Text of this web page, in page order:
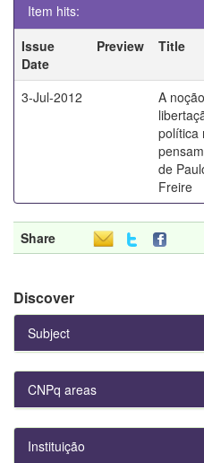
Item hits:
Issue
Date
Preview Title
3-Jul-2012
A
política
de
Freire
Share
Discover
Subject
CNPq areas
Instituição